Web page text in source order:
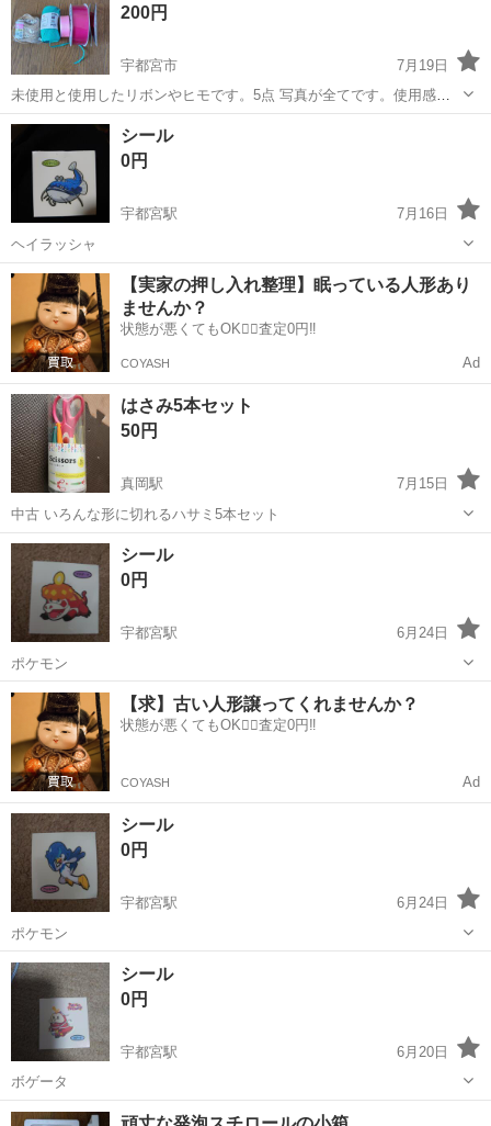
工場のお仕事 ◇コネクタ製造工...
200円
宇都宮市
7月19日
未使用と使用したリボンやヒモです。5点 写真が全てです。使用感跡
◯麻ひも、少量 ◯ペーパーヤーン水色、ほぼあり ◯リボン濃いピン
ク、未使用 ◯リボンピンク、保管感跡 ◯リボン赤系、少量 多彩な色
の紙紐...
栃木 宇都宮市
シール
0円
宇都宮駅
7月16日
ヘイラッシャ
栃木 宇都宮市 宇都宮駅 ラッピング用品 ヘイラッシャ
【実家の押し入れ整理】眠っている人形あり
ませんか？
状態が悪くてもOK🙆‍♀️査定0円‼️
COYASH Ad
はさみ5本セット
50円
真岡駅
7月15日
中古 いろんな形に切れるハサミ5本セット
栃木 真岡市
シール
0円
宇都宮駅
6月24日
ポケモン
栃木 宇都宮市 宇都宮駅 ラッピング用品
【求】古い人形譲ってくれませんか？
状態が悪くてもOK🙆‍♀️査定0円‼️
COYASH Ad
シール
0円
宇都宮駅
6月24日
ポケモン
栃木 宇都宮市
シール
0円
宇都宮駅
6月20日
ボゲータ
栃木 宇都宮市 宇都宮駅 ラッピング用品